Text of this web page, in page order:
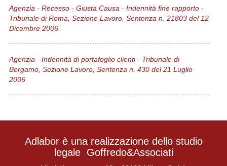
Agenzia - Recesso - Giusta Causa - Indennità fine rapporto -
Tribunale di Roma, Sezione Lavoro, Sentenza n. 21803 del 12
Dicembre 2006
Agenzia - Indennità di portafoglio clienti - Tribunale di
Bergamo, Sezione Lavoro, Sentenza n. 430 del 21 Luglio
2006
Adlabor è una realizzazione dello studio
legale Goffredo&Associati